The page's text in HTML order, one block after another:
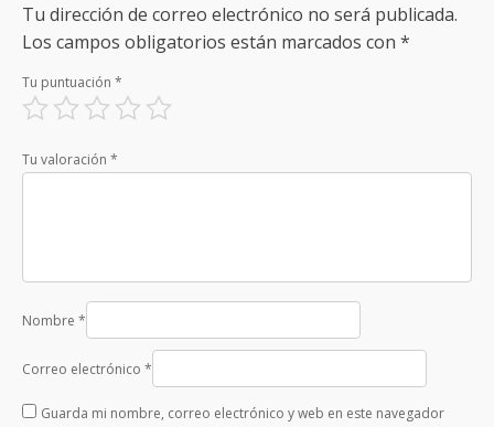
Tu dirección de correo electrónico no será publicada.
Los campos obligatorios están marcados con *
Tu puntuación *
Tu valoración *
Nombre *
Correo electrónico *
Guarda mi nombre, correo electrónico y web en este navegador